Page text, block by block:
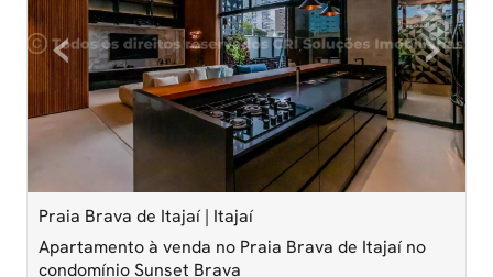
‹Previous ›Next
Praia Brava de Itajaí | Itajaí
Apartamento à venda no Praia Brava de Itajaí no
condomínio Sunset Brava